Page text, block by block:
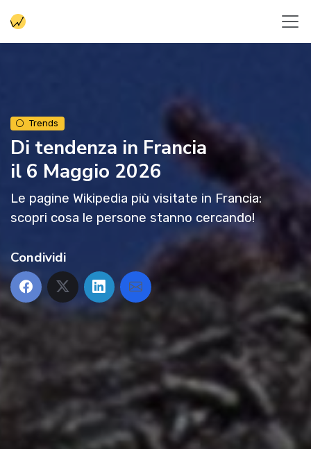
Trends
Di tendenza in Francia
il 6 Maggio 2026
Le pagine Wikipedia più visitate in Francia:
scopri cosa le persone stanno cercando!
Condividi